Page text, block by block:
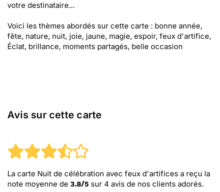
votre destinataire...
Voici les thèmes abordés sur cette carte : bonne année,
fête, nature, nuit, joie, jaune, magie, espoir, feux d'artifice,
Éclat, brillance, moments partagés, belle occasion
Avis sur cette carte
La carte Nuit de célébration avec feux d'artifices a reçu la
note moyenne de 3.8/5 sur 4 avis de nos clients adorés.